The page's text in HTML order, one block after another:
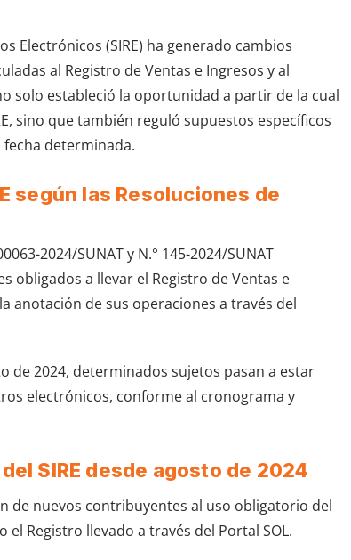
Electrónicos (SIRE) ha generado cambios
al Registro de Ventas e Ingresos y al
solo estableció la oportunidad a partir de la cual
sino que también reguló supuestos específicos
determinada.
según las Resoluciones de
2024/SUNAT y N.° 145-2024/SUNAT
a llevar el Registro de Ventas e
anotación de sus operaciones a través del
de 2024, determinados sujetos pasan a estar
electrónicos, conforme al cronograma y
SIRE desde agosto de 2024
de nuevos contribuyentes al uso obligatorio del
el Registro llevado a través del Portal SOL.